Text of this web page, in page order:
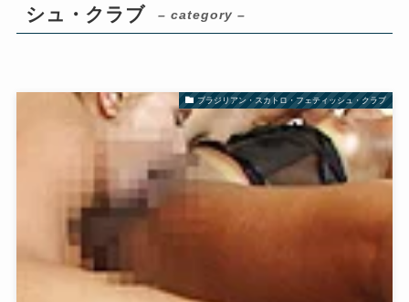
シュ・クラブ
– category –
ブラジリアン・スカトロ・フェティッシュ・クラブ